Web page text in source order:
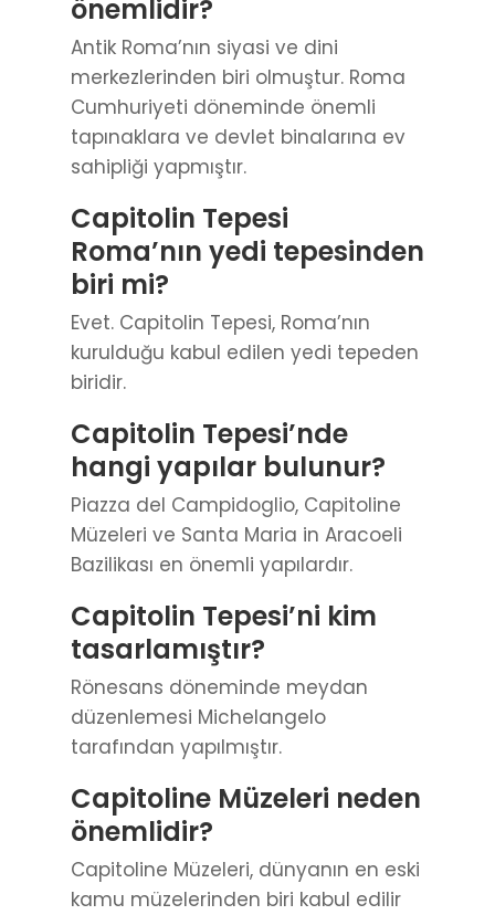
önemlidir?
Antik Roma’nın siyasi ve dini
merkezlerinden biri olmuştur. Roma
Cumhuriyeti döneminde önemli
tapınaklara ve devlet binalarına ev
sahipliği yapmıştır.
Capitolin Tepesi
Roma’nın yedi tepesinden
biri mi?
Evet. Capitolin Tepesi, Roma’nın
kurulduğu kabul edilen yedi tepeden
biridir.
Capitolin Tepesi’nde
hangi yapılar bulunur?
Piazza del Campidoglio, Capitoline
Müzeleri ve Santa Maria in Aracoeli
Bazilikası en önemli yapılardır.
Capitolin Tepesi’ni kim
tasarlamıştır?
Rönesans döneminde meydan
düzenlemesi Michelangelo
tarafından yapılmıştır.
Capitoline Müzeleri neden
önemlidir?
Capitoline Müzeleri, dünyanın en eski
kamu müzelerinden biri kabul edilir